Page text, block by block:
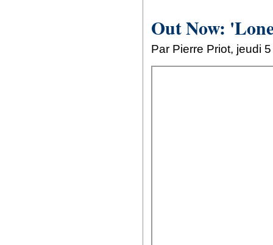
Out Now:
Par Pierre Priot, jeudi